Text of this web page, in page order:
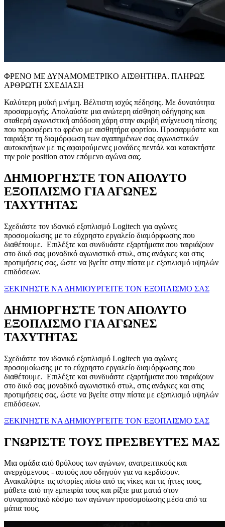
ΦΡEΝΟ ΜΕ ΔΥΝΑΜΟΜΕΤΡΙΚO ΑΙΣΘΗΤHΡΑ. ΠΛΗΡΩΣ
ΑΡΘΡΩΤΗ ΣΧΕΔΙΑΣΗ
Καλύτερη μυϊκή μνήμη. Βέλτιστη ισχύς πέδησης. Με δυνατότητα
προσαρμογής. Απολαύστε μια ανώτερη αίσθηση οδήγησης και
σταθερή αγωνιστική απόδοση χάρη στην ακριβή ανίχνευση πίεσης
που προσφέρει το φρένο με αισθητήρα φορτίου. Προσαρμόστε και
ταιριάξτε τη διαμόρφωση των αγαπημένων σας αγωνιστικών
αυτοκινήτων με τις αφαιρούμενες μονάδες πεντάλ και κατακτήστε
την pole position στον επόμενο αγώνα σας.
ΔΗΜΙΟΡΓΗΣΤΕ ΤΟΝ ΑΠΟΛΥΤΟ
ΕΞΟΠΛΙΣΜΟ ΓΙΑ ΑΓΩΝΕΣ
ΤΑΧΥΤΗΤΑΣ
Σχεδιάστε τον ιδανικό εξοπλισμό Logitech για αγώνες
προσομοίωσης με το εύχρηστο εργαλείο διαμόρφωσης που
διαθέτουμε. Επιλέξτε και συνδυάστε εξαρτήματα που ταιριάζουν
στο δικό σας μοναδικό αγωνιστικό στυλ, στις ανάγκες και στις
προτιμήσεις σας, ώστε να βγείτε στην πίστα με εξοπλισμό υψηλών
επιδόσεων.
ΞΕΚΙΝΗΣΤΕ ΝΑ ΔΗΜΙΟΥΡΓΕΙΤΕ ΤΟΝ ΕΞΟΠΛΙΣΜΟ ΣΑΣ
ΔΗΜΙΟΡΓΗΣΤΕ ΤΟΝ ΑΠΟΛΥΤΟ
ΕΞΟΠΛΙΣΜΟ ΓΙΑ ΑΓΩΝΕΣ
ΤΑΧΥΤΗΤΑΣ
Σχεδιάστε τον ιδανικό εξοπλισμό Logitech για αγώνες
προσομοίωσης με το εύχρηστο εργαλείο διαμόρφωσης που
διαθέτουμε. Επιλέξτε και συνδυάστε εξαρτήματα που ταιριάζουν
στο δικό σας μοναδικό αγωνιστικό στυλ, στις ανάγκες και στις
προτιμήσεις σας, ώστε να βγείτε στην πίστα με εξοπλισμό υψηλών
επιδόσεων.
ΞΕΚΙΝΗΣΤΕ ΝΑ ΔΗΜΙΟΥΡΓΕΙΤΕ ΤΟΝ ΕΞΟΠΛΙΣΜΟ ΣΑΣ
ΓΝΩΡΙΣΤΕ ΤΟΥΣ ΠΡΕΣΒΕΥΤΈΣ ΜΑΣ
Μια ομάδα από θρύλους των αγώνων, ανατρεπτικούς και
ανερχόμενους - αυτούς που οδηγούν για να κερδίσουν.
Ανακαλύψτε τις ιστορίες πίσω από τις νίκες και τις ήττες τους,
μάθετε από την εμπειρία τους και ρίξτε μια ματιά στον
συναρπαστικό κόσμο των αγώνων προσομοίωσης μέσα από τα
μάτια τους.